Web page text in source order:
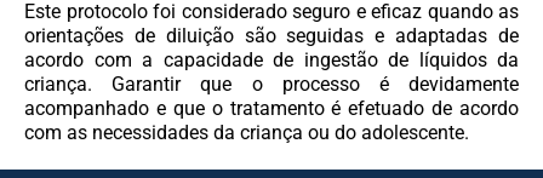
Este protocolo foi considerado seguro e eficaz quando as
orientações de diluição são seguidas e adaptadas de
acordo com a capacidade de ingestão de líquidos da
criança. Garantir que o processo é devidamente
acompanhado e que o tratamento é efetuado de acordo
com as necessidades da criança ou do adolescente.